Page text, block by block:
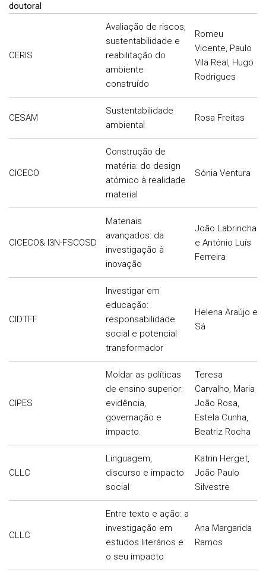
doutoral
CERIS
Avaliação de riscos,
sustentabilidade e
reabilitação do
ambiente
construído
Romeu
Vicente, Paulo
Vila Real, Hugo
Rodrigues
CESAM
Sustentabilidade
ambiental
Rosa Freitas
CICECO
Construção de
matéria: do design
atómico à realidade
material
Sónia Ventura
CICECO& I3N-FSCOSD
Materiais
avançados: da
investigação à
inovação
João Labrincha
e António Luís
Ferreira
CIDTFF
Investigar em
educação:
responsabilidade
social e potencial
transformador
Helena Araújo e
Sá
CIPES
Moldar as políticas
de ensino superior:
evidência,
governação e
impacto.
Teresa
Carvalho, Maria
João Rosa,
Estela Cunha,
Beatriz Rocha
CLLC
Linguagem,
discurso e impacto
social
Katrin Herget,
João Paulo
Silvestre
CLLC
Entre texto e ação: a
investigação em
estudos literários e
o seu impacto
Ana Margarida
Ramos